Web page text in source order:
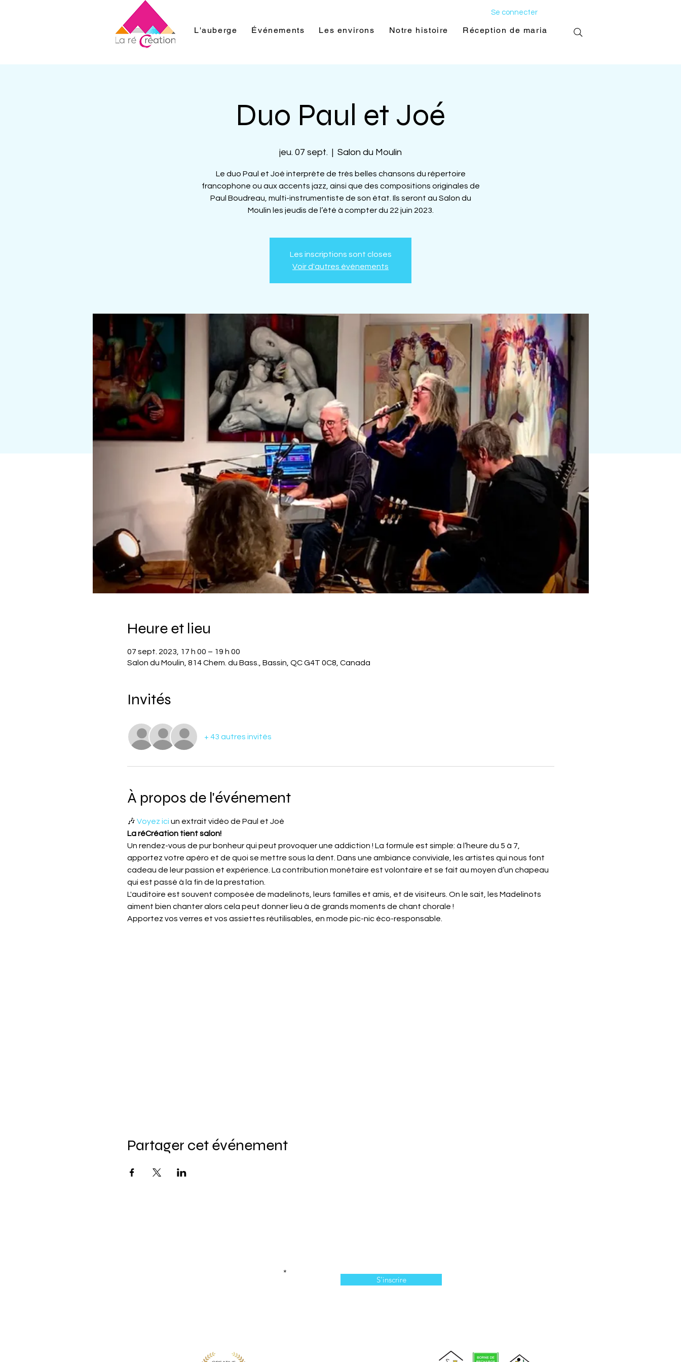
L'auberge Événements Les environs Notre histoire Réception de mariage Galerie photo
Se connecter
Duo Paul et Joé
jeu. 07 sept.
  |
Salon du Moulin
Le duo Paul et Joé interprète de très belles chansons du répertoire
francophone ou aux accents jazz, ainsi que des compositions originales de
Paul Boudreau, multi-instrumentiste de son état. Ils seront au Salon du
Moulin les jeudis de l’été à compter du 22 juin 2023.
Les inscriptions sont closes
Voir d'autres événements
Heure et lieu
07 sept. 2023, 17 h 00 – 19 h 00
Salon du Moulin, 814 Chem. du Bass., Bassin, QC G4T 0C8, Canada
Invités
+ 43 autres invités
À propos de l'événement
🎶 Voyez ici un extrait vidéo de Paul et Joé
La réCréation tient salon!
Un rendez-vous de pur bonheur qui peut provoquer une addiction ! La formule est simple: à l’heure du 5 à 7,
apportez votre apéro et de quoi se mettre sous la dent. Dans une ambiance conviviale, les artistes qui nous font
cadeau de leur passion et expérience. La contribution monétaire est volontaire et se fait au moyen d’un chapeau
qui est passé à la fin de la prestation.
L'auditoire est souvent composée de madelinots, leurs familles et amis, et de visiteurs. On le sait, les Madelinots
aiment bien chanter alors cela peut donner lieu à de grands moments de chant chorale !
Apportez vos verres et vos assiettes réutilisables, en mode pic-nic éco-responsable.
Partager cet événement
S'inscrire